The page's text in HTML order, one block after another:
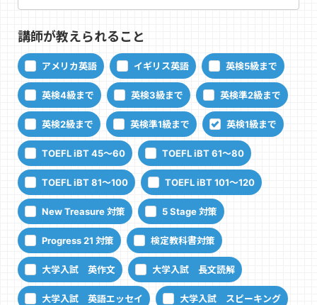
講師が教えられること
アメリカ英語 イギリス英語 英検5級まで
英検4級まで 英検3級まで 英検準2級まで
英検2級まで 英検準1級まで 英検1級まで
TOEFL iBT 45～60 TOEFL iBT 61～80
TOEFL iBT 81～100 TOEFL iBT 101～120
New Treasure 対策 5 Stage 対策
Progress 21 対策 検定教科書対策
大学入試 英作文 大学入試 長文読解
大学入試 英語エッセイ 大学入試 スピーキング